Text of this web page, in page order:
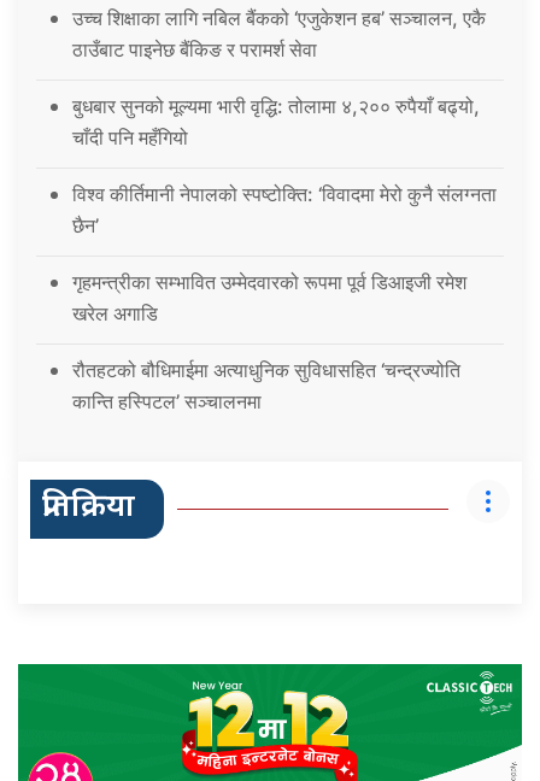
उच्च शिक्षाका लागि नबिल बैंकको ‘एजुकेशन हब’ सञ्चालन, एकै
ठाउँबाट पाइनेछ बैंकिङ र परामर्श सेवा
बुधबार सुनको मूल्यमा भारी वृद्धि: तोलामा ४,२०० रुपैयाँ बढ्यो,
चाँदी पनि महँगियो
विश्व कीर्तिमानी नेपालको स्पष्टोक्ति: ‘विवादमा मेरो कुनै संलग्नता
छैन’
गृहमन्त्रीका सम्भावित उम्मेदवारको रूपमा पूर्व डिआइजी रमेश
खरेल अगाडि
रौतहटको बौधिमाईमा अत्याधुनिक सुविधासहित ‘चन्द्रज्योति
कान्ति हस्पिटल’ सञ्चालनमा
प्रतिक्रिया